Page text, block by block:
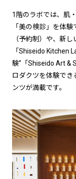
1階のラボでは、肌
「美の検診」を体
（予約制）や、新
「Shiseido Kitchen
験”「Shiseido Art &
ロダクツを体験でき
ンツが満載です。